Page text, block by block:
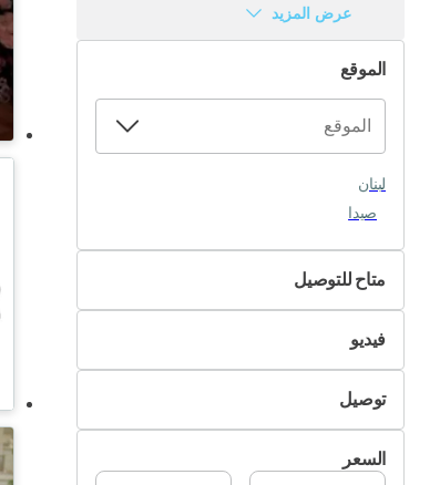
عرض المزيد
الموقع
لبنان
صيدا
متاح للتوصيل
لا
نعمفيديو
غير متوفر
متوفرتوصيل
التسليم الذاتي
تسليم Pik&Dropالسعر